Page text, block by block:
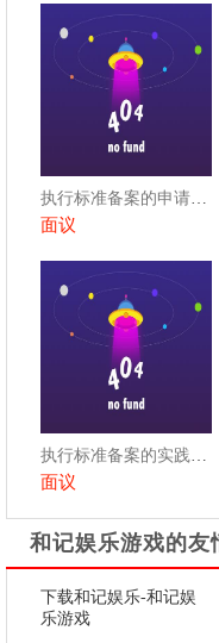
执行标准备案的申请流程
面议
执行标准备案的实践经验
面议
和记娱乐游戏的友
下载和记娱乐-和记娱
乐游戏